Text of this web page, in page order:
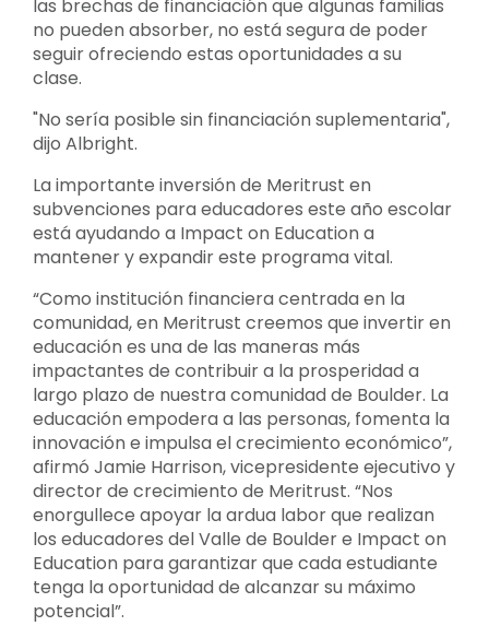
las brechas de financiación que algunas familias
no pueden absorber, no está segura de poder
seguir ofreciendo estas oportunidades a su
clase.
"No sería posible sin financiación suplementaria",
dijo Albright.
La importante inversión de Meritrust en
subvenciones para educadores este año escolar
está ayudando a Impact on Education a
mantener y expandir este programa vital.
“Como institución financiera centrada en la
comunidad, en Meritrust creemos que invertir en
educación es una de las maneras más
impactantes de contribuir a la prosperidad a
largo plazo de nuestra comunidad de Boulder. La
educación empodera a las personas, fomenta la
innovación e impulsa el crecimiento económico”,
afirmó Jamie Harrison, vicepresidente ejecutivo y
director de crecimiento de Meritrust. “Nos
enorgullece apoyar la ardua labor que realizan
los educadores del Valle de Boulder e Impact on
Education para garantizar que cada estudiante
tenga la oportunidad de alcanzar su máximo
potencial”.